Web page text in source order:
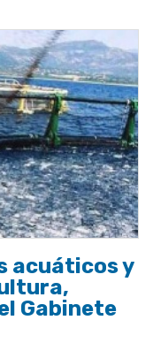
acuáticos y
Gabinete